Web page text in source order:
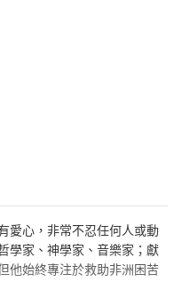
愛心，非常不忍任何人或動
學家、神學家、音樂家；獻
他始終專注於救助非洲困苦